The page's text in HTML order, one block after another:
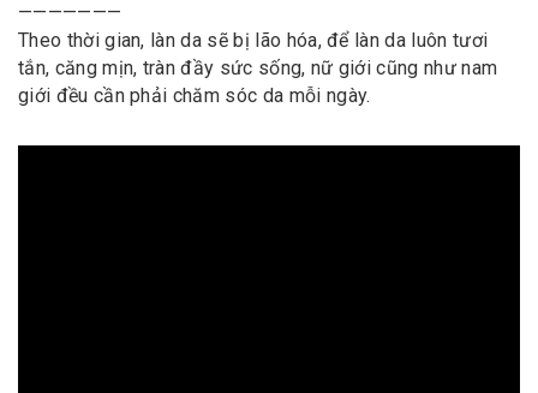
———————
Theo thời gian, làn da sẽ bị lão hóa, để làn da luôn tươi
tắn, căng mịn, tràn đầy sức sống, nữ giới cũng như nam
giới đều cần phải chăm sóc da mỗi ngày.